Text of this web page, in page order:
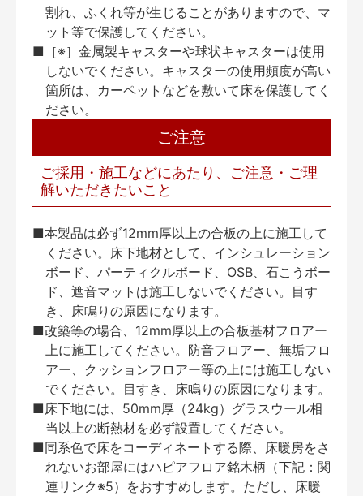
割れ、ふくれ等が生じることがありますので、マ
ット等で保護してください。
■［※］金属製キャスターや球状キャスターは使用
しないでください。キャスターの使用頻度が高い
箇所は、カーペットなどを敷いて床を保護してく
ださい。
ご注意
ご採用・施工などにあたり、ご注意・ご理
解いただきたいこと
■本製品は必ず12mm厚以上の合板の上に施工して
ください。床下地材として、インシュレーション
ボード、パーティクルボード、OSB、石こうボー
ド、遮音マットは施工しないでください。目す
き、床鳴りの原因になります。
■改築等の場合、12mm厚以上の合板基材フロアー
上に施工してください。防音フロアー、無垢フロ
アー、クッションフロアー等の上には施工しない
でください。目すき、床鳴りの原因になります。
■床下地には、50mm厚（24kg）グラスウール相
当以上の断熱材を必ず設置してください。
■同系色で床をコーディネートする際、床暖房をさ
れないお部屋にはハピアフロア銘木柄（下記：関
連リンク※5）をおすすめします。ただし、床暖